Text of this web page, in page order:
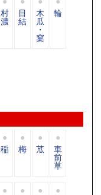
村
濃
目
結
木
瓜
・
窠
輪
稲 梅 苽 車
前
草